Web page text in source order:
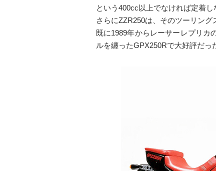
という400cc以上でなければ定着
さらにZZR250は、そのツーリン
既に1989年からレーサーレプリカ
ルを纏ったGPX250Rで大好評だっ